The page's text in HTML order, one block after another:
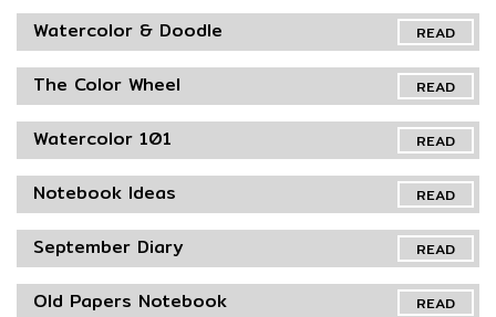
READ
Watercolor & Doodle
READ
The Color Wheel
READ
Watercolor 101
READ
Notebook Ideas
READ
September Diary
READ
Old Papers Notebook